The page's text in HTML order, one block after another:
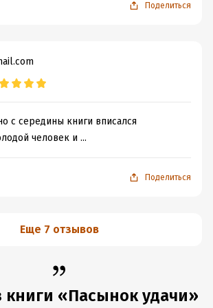
усовершенствовать свой
более продуманной составляющей?
Поделиться
с середины книги вписался
человек и ...
Поделиться
Еще 7 отзывов
книги «Пасынок удачи»